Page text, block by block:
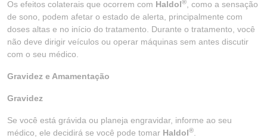
Os efeitos colaterais que ocorrem com Haldol®
, como a sensação
de sono, podem afetar o estado de alerta, principalmente com
doses altas e no início do tratamento. Durante o tratamento, você
não deve dirigir veículos ou operar máquinas sem antes discutir
com o seu médico.
Gravidez e Amamentação
Gravidez
Se você está grávida ou planeja engravidar, informe ao seu
médico, ele decidirá se você pode tomar Haldol®